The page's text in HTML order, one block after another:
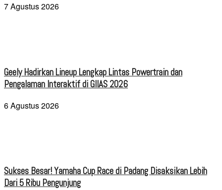
7 Agustus 2026
Geely Hadirkan Lineup Lengkap Lintas Powertrain dan
Pengalaman Interaktif di GIIAS 2026
6 Agustus 2026
Sukses Besar! Yamaha Cup Race di Padang Disaksikan Lebih
Dari 5 Ribu Pengunjung